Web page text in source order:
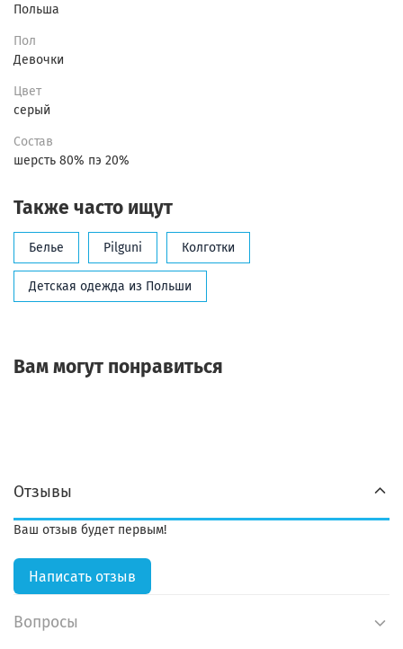
Польша
Пол
Девочки
Цвет
серый
Состав
шерсть 80% пэ 20%
Также часто ищут
Белье Pilguni Колготки
Детская одежда из Польши
Вам могут понравиться
Отзывы
Ваш отзыв будет первым!
Написать отзыв
Вопросы